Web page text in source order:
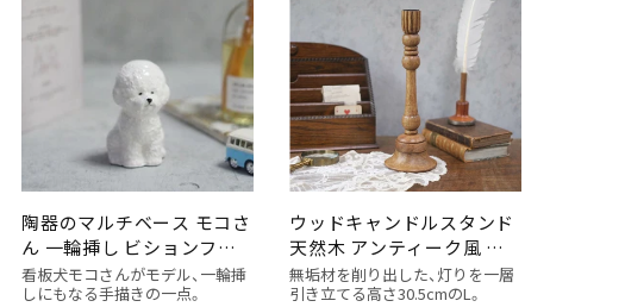
陶器のマルチベース モコさ
ん 一輪挿し ビションフリ
ーゼ
看板犬モコさんがモデル、一輪挿
しにもなる手描きの一点。
ウッドキャンドルスタンド
天然木 アンティーク風 手
作り 燭台 L
無垢材を削り出した、灯りを一層
引き立てる高さ30.5cmのL。